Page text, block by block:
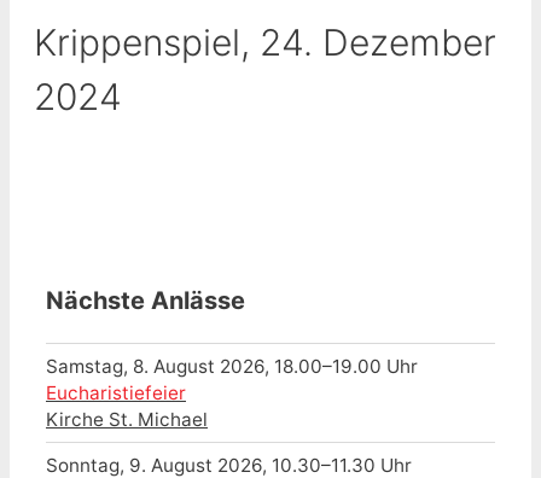
Krippenspiel, 24. Dezember
2024
Nächste Anlässe
Samstag, 8. August 2026, 18.00–19.00 Uhr
Eucharistiefeier
Kirche St. Michael
Sonntag, 9. August 2026, 10.30–11.30 Uhr